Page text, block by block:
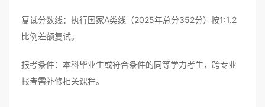
复试分数线：执行国家A类线（2025年总分352分）按1:1.2
比例差额复试。
报考条件：本科毕业生或符合条件的同等学力考生，跨专业
报考需补修相关课程。